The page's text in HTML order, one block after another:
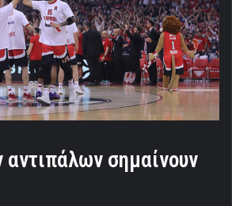
αντιπάλων σημαίνουν